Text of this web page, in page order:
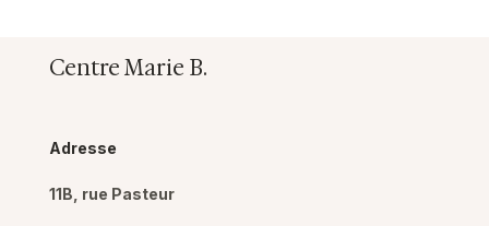
Centre Marie B.
Adresse
11B, rue Pasteur